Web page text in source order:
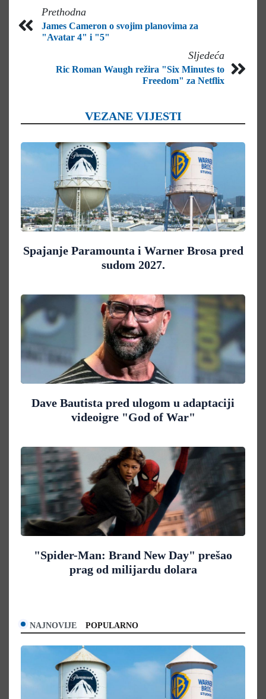
Prethodna
James Cameron o svojim planovima za
"Avatar 4" i "5"
Sljedeća
Ric Roman Waugh režira "Six Minutes to
Freedom" za Netflix
VEZANE VIJESTI
Spajanje Paramounta i Warner Brosa pred
sudom 2027.
Dave Bautista pred ulogom u adaptaciji
videoigre "God of War"
"Spider-Man: Brand New Day" prešao
prag od milijardu dolara
NAJNOVIJE POPULARNO